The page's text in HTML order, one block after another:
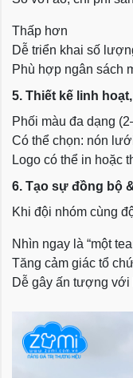
Thấp hơn
Dễ triển khai số
Phù hợp ngân sách
5. Thiết kế linh
Phối màu đa dạng
Có thể chọn: nón
Logo có thể in hoặc
6. Tạo sự đồng bộ
Khi đội nhóm cùng
Nhìn ngay là “một
Tăng cảm giác tổ
Dễ gây ấn tượng với